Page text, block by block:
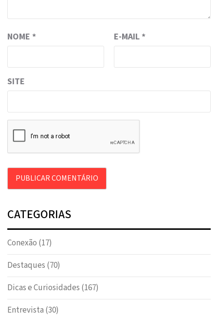
NOME * E-MAIL *
SITE
CATEGORIAS
Conexão (17)
Destaques (70)
Dicas e Curiosidades (167)
Entrevista (30)